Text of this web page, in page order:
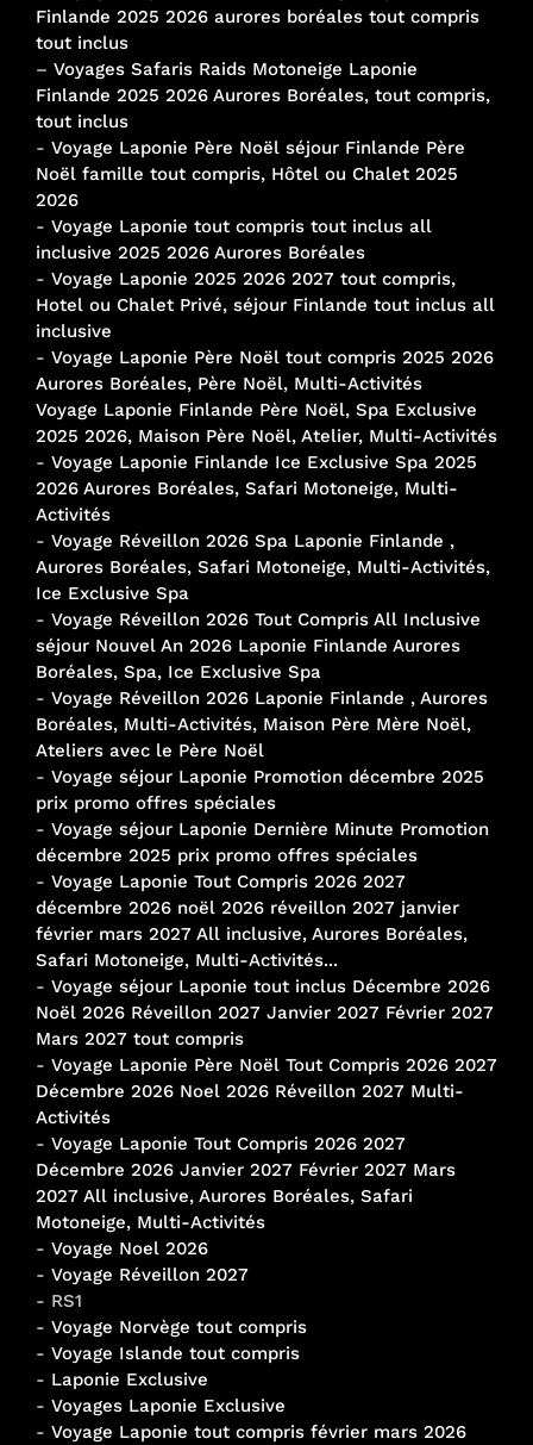
Finlande 2025 2026 aurores boréales tout compris
tout inclus
– Voyages Safaris Raids Motoneige Laponie
Finlande 2025 2026 Aurores Boréales, tout compris,
tout inclus
- Voyage Laponie Père Noël séjour Finlande Père
Noël famille tout compris, Hôtel ou Chalet 2025
2026
- Voyage Laponie tout compris tout inclus all
inclusive 2025 2026 Aurores Boréales
- Voyage Laponie 2025 2026 2027 tout compris,
Hotel ou Chalet Privé, séjour Finlande tout inclus all
inclusive
- Voyage Laponie Père Noël tout compris 2025 2026
Aurores Boréales, Père Noël, Multi-Activités
Voyage Laponie Finlande Père Noël, Spa Exclusive
2025 2026, Maison Père Noël, Atelier, Multi-Activités
- Voyage Laponie Finlande Ice Exclusive Spa 2025
2026 Aurores Boréales, Safari Motoneige, Multi-
Activités
- Voyage Réveillon 2026 Spa Laponie Finlande ,
Aurores Boréales, Safari Motoneige, Multi-Activités,
Ice Exclusive Spa
- Voyage Réveillon 2026 Tout Compris All Inclusive
séjour Nouvel An 2026 Laponie Finlande Aurores
Boréales, Spa, Ice Exclusive Spa
- Voyage Réveillon 2026 Laponie Finlande , Aurores
Boréales, Multi-Activités, Maison Père Mère Noël,
Ateliers avec le Père Noël
- Voyage séjour Laponie Promotion décembre 2025
prix promo offres spéciales
- Voyage séjour Laponie Dernière Minute Promotion
décembre 2025 prix promo offres spéciales
- Voyage Laponie Tout Compris 2026 2027
décembre 2026 noël 2026 réveillon 2027 janvier
février mars 2027 All inclusive, Aurores Boréales,
Safari Motoneige, Multi-Activités...
- Voyage séjour Laponie tout inclus Décembre 2026
Noël 2026 Réveillon 2027 Janvier 2027 Février 2027
Mars 2027 tout compris
- Voyage Laponie Père Noël Tout Compris 2026 2027
Décembre 2026 Noel 2026 Réveillon 2027 Multi-
Activités
- Voyage Laponie Tout Compris 2026 2027
Décembre 2026 Janvier 2027 Février 2027 Mars
2027 All inclusive, Aurores Boréales, Safari
Motoneige, Multi-Activités
- Voyage Noel 2026
- Voyage Réveillon 2027
- RS1
- Voyage Norvège tout compris
- Voyage Islande tout compris
- Laponie Exclusive
- Voyages Laponie Exclusive
- Voyage Laponie tout compris février mars 2026